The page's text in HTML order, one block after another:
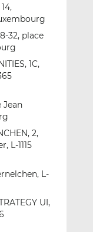
32, place
1C,
Jean
2,
L-1115
L-
UI,